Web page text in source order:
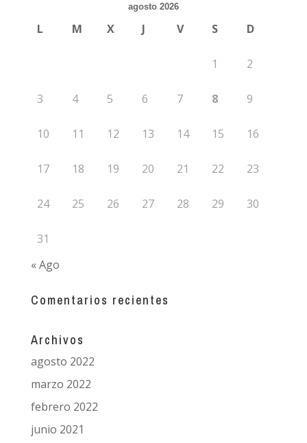
agosto 2026
L M X J V S D
1 2
3 4 5 6 7 8 9
10 11 12 13 14 15 16
17 18 19 20 21 22 23
24 25 26 27 28 29 30
31
« Ago
Comentarios recientes
Archivos
agosto 2022
marzo 2022
febrero 2022
junio 2021